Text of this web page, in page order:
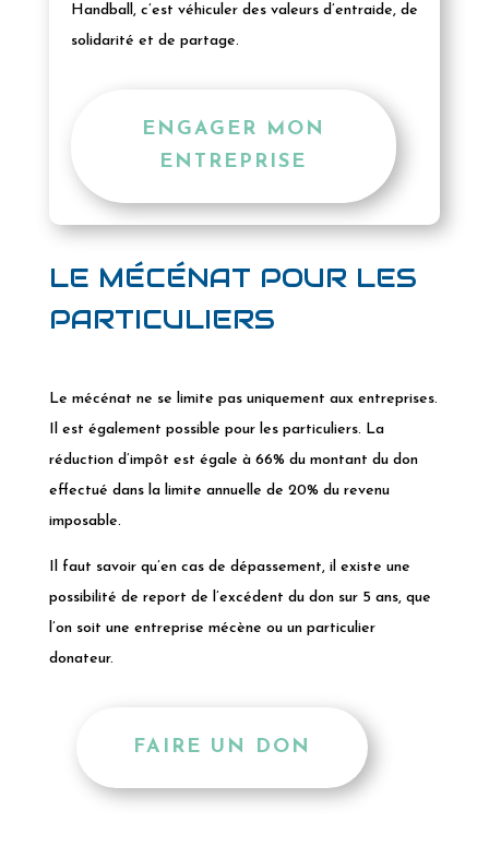
Handball, c’est véhiculer des valeurs d’entraide, de
solidarité et de partage.
ENGAGER MON
ENTREPRISE
LE MÉCÉNAT POUR LES
PARTICULIERS
Le mécénat ne se limite pas uniquement aux entreprises.
Il est également possible pour les particuliers. La
réduction d’impôt est égale à 66% du montant du don
effectué dans la limite annuelle de 20% du revenu
imposable.
Il faut savoir qu’en cas de dépassement, il existe une
possibilité de report de l’excédent du don sur 5 ans, que
l’on soit une entreprise mécène ou un particulier
donateur.
FAIRE UN DON